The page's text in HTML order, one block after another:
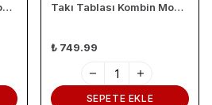
Takı Tablası Kombin Model, Çok amaçlı Takı Düzenleyici. Ahşap Üzeri Süet Kaplama Krem Rengi No:3 Takı Tablası Kombin Model, Çok amaçlı Takı Düzenleyici. Ahşap Üzeri Süet Kaplama Krem Rengi.
₺ 749.99
SEPETE EKLE